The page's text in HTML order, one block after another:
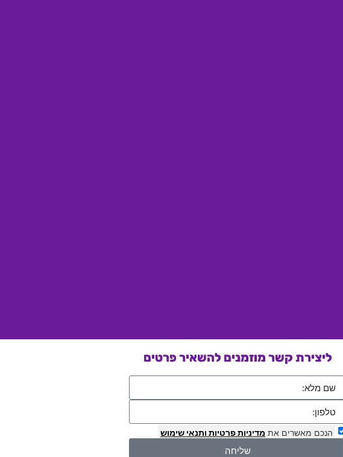
ליצירת קשר מוזמנים להשאיר פרטים
הנכם מאשרים את מדיניות פרטיות ותנאי שימוש
שליחה